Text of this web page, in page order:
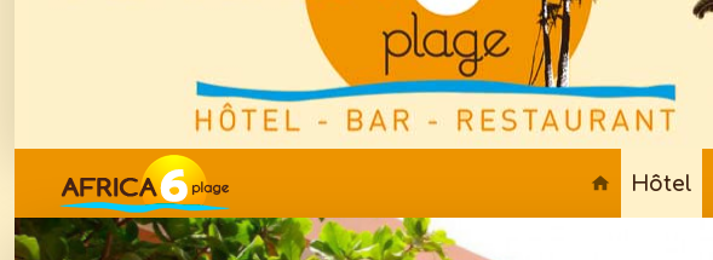
Hôtel